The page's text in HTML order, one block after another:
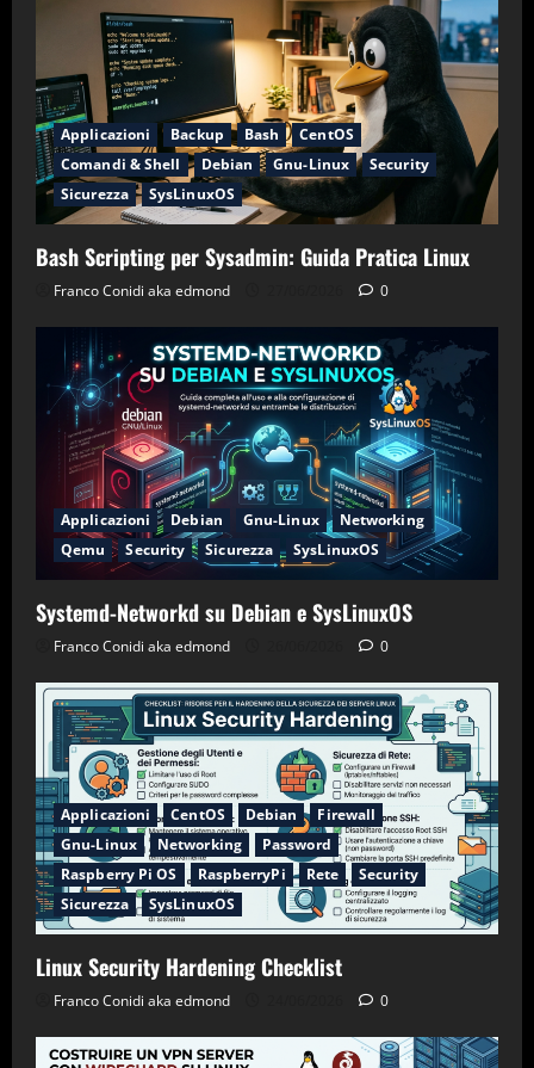
Applicazioni Backup Bash
CentOS
Comandi & Shell
Debian Gnu-Linux
Security
Sicurezza
SysLinuxOS
Bash Scripting per Sysadmin: Guida Pratica Linux
Franco Conidi aka edmond 0
Applicazioni Debian Gnu-Linux
Networking
Qemu
Security Sicurezza SysLinuxOS
Systemd-Networkd su Debian e SysLinuxOS
Franco Conidi aka edmond 0
Applicazioni CentOS Debian
Firewall
Gnu-Linux
Networking
Password
Raspberry Pi OS
RaspberryPi Rete
Security
Sicurezza
SysLinuxOS
Linux Security Hardening Checklist
Franco Conidi aka edmond 0